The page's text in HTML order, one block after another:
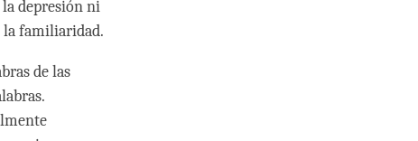
depresión ni
la familiaridad.
de las